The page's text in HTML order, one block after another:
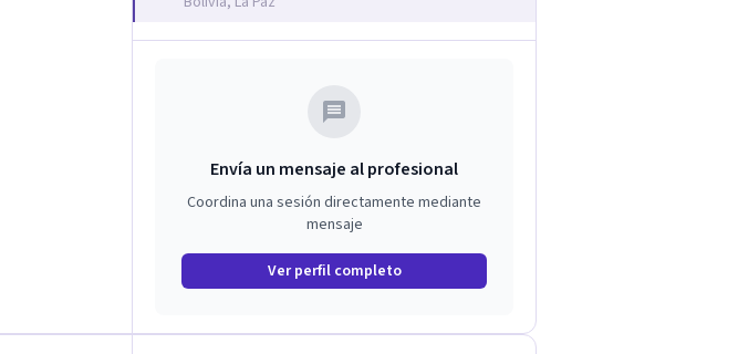
Envía un mensaje al profesional
Coordina una sesión directamente mediante
mensaje
Ver perfil completo